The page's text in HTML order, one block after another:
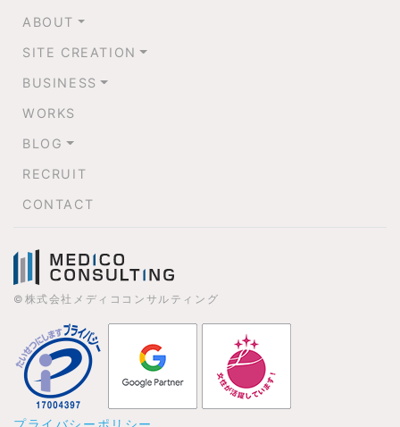
ABOUT
SITE CREATION
BUSINESS
WORKS
BLOG
RECRUIT
CONTACT
©株式会社メディココンサルティング
プライバシーポリシー